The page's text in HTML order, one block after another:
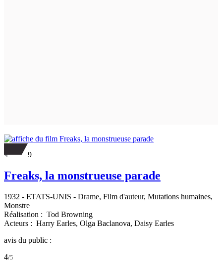
9
Freaks, la monstrueuse parade
1932 - ETATS-UNIS - Drame, Film d'auteur, Mutations humaines,
Monstre
Réalisation : Tod Browning
Acteurs : Harry Earles, Olga Baclanova, Daisy Earles
avis du public :
4/5